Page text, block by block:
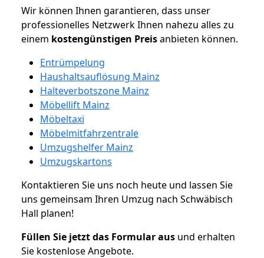
Wir können Ihnen garantieren, dass unser
professionelles Netzwerk Ihnen nahezu alles zu
einem kostengünstigen Preisanbieten können.
Entrümpelung
Haushaltsauflösung Mainz
Halteverbotszone Mainz
Möbellift Mainz
Möbeltaxi
Möbelmitfahrzentrale
Umzugshelfer Mainz
Umzugskartons
Kontaktieren Sie uns noch heute und lassen Sie
uns gemeinsam Ihren Umzug nach Schwäbisch
Hall planen!
Füllen Sie jetzt das Formular aus und erhalten
Sie kostenlose Angebote.